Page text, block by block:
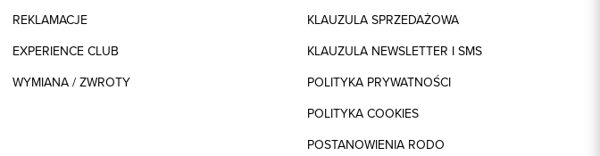
REKLAMACJE
EXPERIENCE CLUB
WYMIANA / ZWROTY
KLAUZULA SPRZEDAŻOWA
KLAUZULA NEWSLETTER I SMS
POLITYKA PRYWATNOŚCI
POLITYKA COOKIES
POSTANOWIENIA RODO